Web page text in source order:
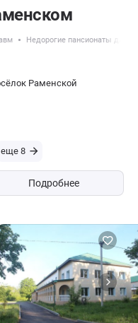
Недорогие пансионаты для
Раменской
еще 8
Подробнее